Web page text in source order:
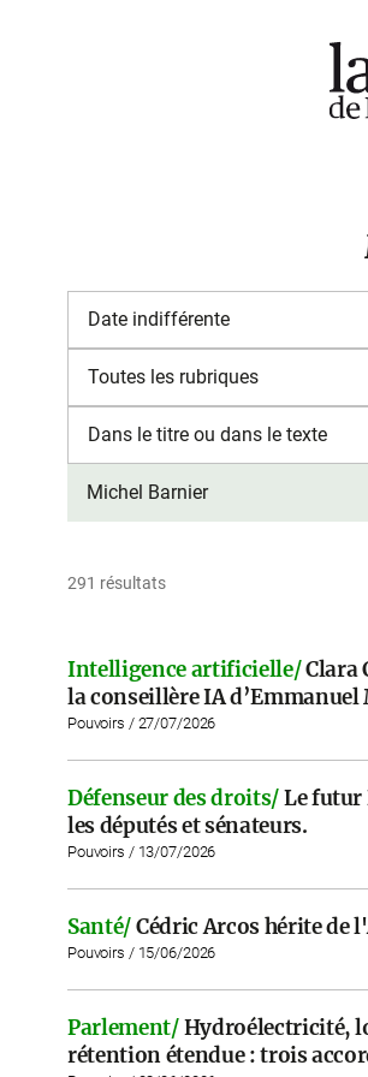
291 résultats
Intelligence artificielle/Clara
la conseillère IA d’Emmanuel
Pouvoirs / 27/07/2026
Défenseur des droits/Le futur
les députés et sénateurs.
Pouvoirs / 13/07/2026
Santé/Cédric Arcos hérite de
Pouvoirs / 15/06/2026
Parlement/Hydroélectricité,
rétention étendue : trois